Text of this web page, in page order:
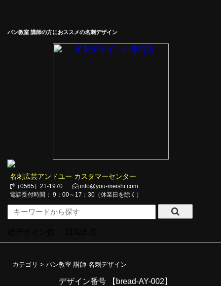
パン教室 講師の方におススメの名刺デザイン
名刺広芸アンドユー カスタマーセンター
（0565）21-1970
info@you-meishi.com
電話受付時間： 9：00～17：30（休業日を除く）
カテゴリ > パン教室 講師 名刺デザイン
デザイン番号 【bread-AY-002】